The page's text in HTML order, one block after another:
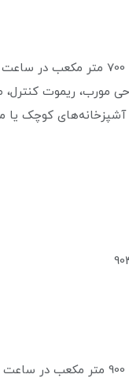
مورب، ریموت
آشپزخانه‌های کوچک یا